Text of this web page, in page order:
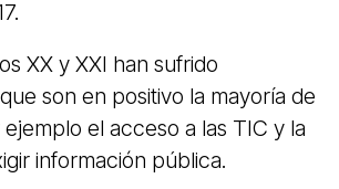
XX y XXI han sufrido
son en positivo la mayoría de
el acceso a las TIC y la
información pública.